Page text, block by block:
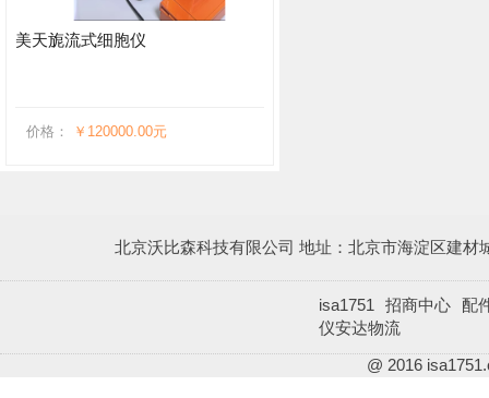
美天旎流式细胞仪
价格： ￥120000.00元
北京沃比森科技有限公司 地址： 北京市海淀区建材
isa1751 招商中心 配
仪安达物流
@ 2016